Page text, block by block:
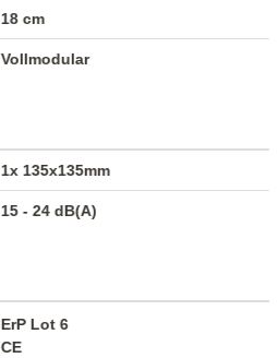
18 cm
Vollmodular
1x 135x135mm
15 - 24 dB(A)
ErP Lot 6
CE